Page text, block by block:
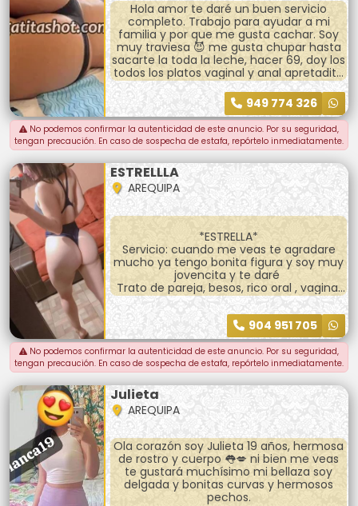
Hola amor te daré un buen servicio
completo. Trabajo para ayudar a mi
familia y por que me gusta cachar. Soy
muy traviesa 😈 me gusta chupar hasta
sacarte la toda la leche, hacer 69, doy los
todos los platos vaginal y anal apretadito
😋 masajes, beso negro. Y más bebé
escríbeme para quedar y vernos baby 🍑
949 774 326
No podemos confirmar la autenticidad de este anuncio. Por su seguridad,
tengan precaución. En caso de sospecha de estafa, repórtelo inmediatamente.
ESTRELLLA
AREQUIPA
*ESTRELLA*
Servicio: cuando me veas te agradare
mucho ya tengo bonita figura y soy muy
jovencita y te daré
Trato de pareja, besos, rico oral , vaginal
las poses que me pidas
904 951 705
No podemos confirmar la autenticidad de este anuncio. Por su seguridad,
tengan precaución. En caso de sospecha de estafa, repórtelo inmediatamente.
Julieta
AREQUIPA
Ola corazón soy Julieta 19 años, hermosa
de rostro y cuerpo 👅💋 ni bien me veas
te gustará muchísimo mi bellaza soy
delgada y bonitas curvas y hermosos
pechos.